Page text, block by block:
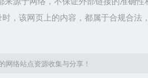
，该网页上的内容，都属于合规合
网络站点资源收集与分享！